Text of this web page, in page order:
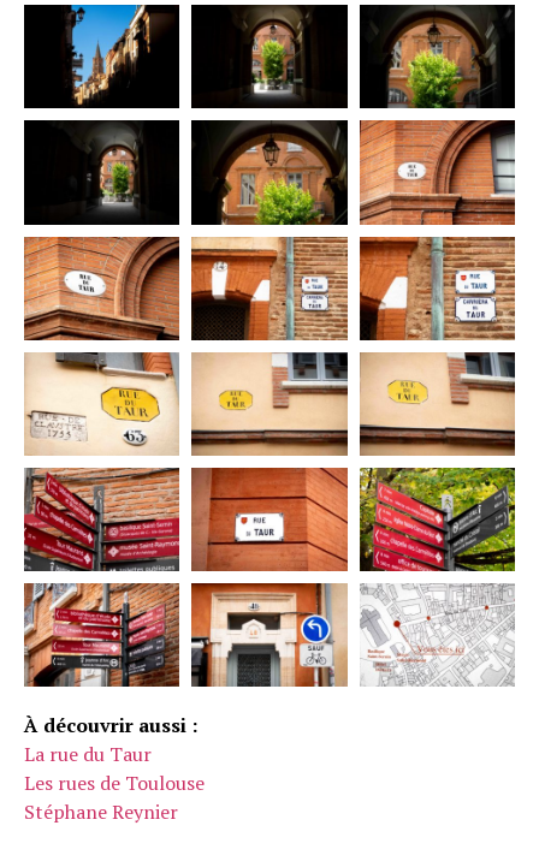
À découvrir aussi :
La rue du Taur
Les rues de Toulouse
Stéphane Reynier